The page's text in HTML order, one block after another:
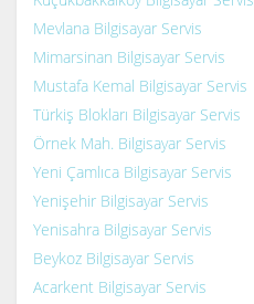
Mevlana Bilgisayar Servis
Mimarsinan Bilgisayar Servis
Mustafa Kemal Bilgisayar Servis
Türkiş Blokları Bilgisayar Servis
Örnek Mah. Bilgisayar Servis
Yeni Çamlıca Bilgisayar Servis
Yenişehir Bilgisayar Servis
Yenisahra Bilgisayar Servis
Beykoz Bilgisayar Servis
Acarkent Bilgisayar Servis